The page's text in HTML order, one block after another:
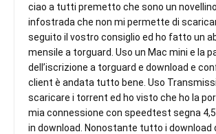
ciao a tutti premetto che sono un
infostrada che non mi permette di
seguito il vostro consiglio ed ho fatto un
mensile a torguard. Uso un Mac mini e la
dell’iscrizione a torguard e download e
client è andata tutto bene. Uso
scaricare i torrent ed ho visto che ho la
mia connessione con speedtest segna
in download. Nonostante tutto i download